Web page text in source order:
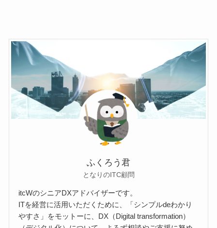
ふくろう君
となりのITC顧問
itcWのシニアDXアドバイザーです。
ITを経営に活用いただくために、「シンプルdeわかり
やすさ」をモットーに、DX（Digital transformation）